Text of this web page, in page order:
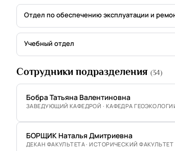
Отдел по обеспечению эксплуатации и
Учебный отдел
Сотрудники подразделения (34)
Бобра Татьяна Валентиновна
ЗАВЕДУЮЩИЙ КАФЕДРОЙ · КАФЕДРА
БОРЩИК Наталья Дмитриевна
ДЕКАН ФАКУЛЬТЕТА · ИСТОРИЧЕСКИЙ ФАКУЛЬТЕТ